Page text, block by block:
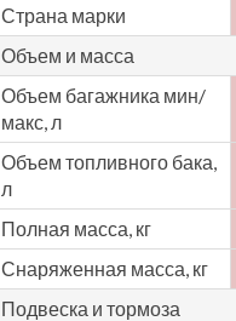
Страна марки
Объем и масса
Объем багажника мин/
макс, л
Объем топливного бака,
л
Полная масса, кг
Снаряженная масса, кг
Подвеска и тормоза